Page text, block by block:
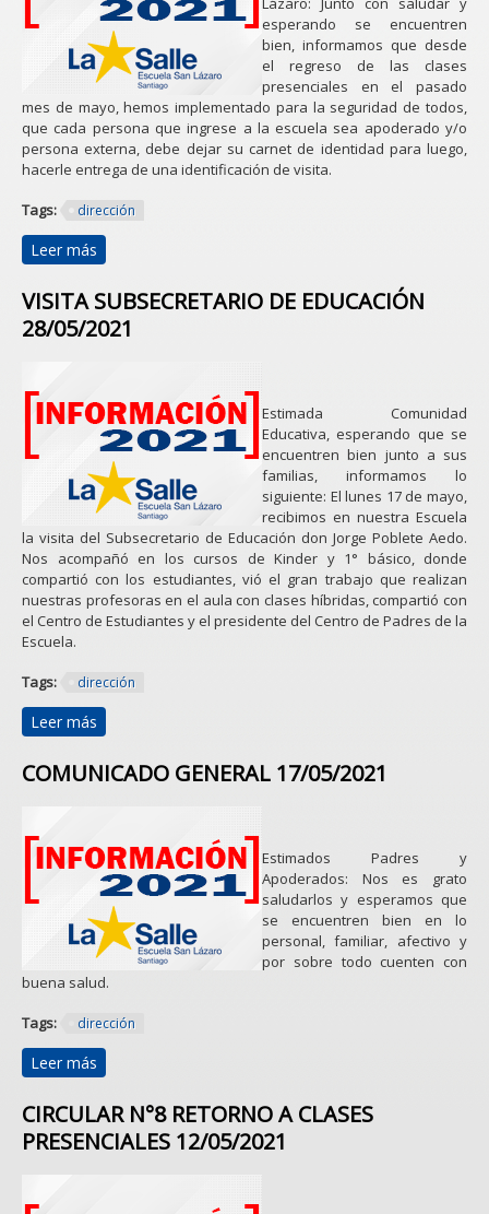
esperando se encuentren
bien, informamos que desde
el regreso de las clases
presenciales en el pasado
mes de mayo, hemos implementado para la seguridad de todos,
que cada persona que ingrese a la escuela sea apoderado y/o
persona externa, debe dejar su carnet de identidad para luego,
hacerle entrega de una identificación de visita.
Tags: dirección
Leer más
SEGURIDAD EN LA PUERTA DE INGRESO DE LA
ESCUELA SAN LÁZARO 02/06/2021
VISITA SUBSECRETARIO DE EDUCACIÓN
28/05/2021
Estimada Comunidad
Educativa, esperando que se
encuentren bien junto a sus
familias, informamos lo
siguiente: El lunes 17 de mayo,
recibimos en nuestra Escuela
la visita del Subsecretario de Educación don Jorge Poblete Aedo.
Nos acompañó en los cursos de Kinder y 1° básico, donde
compartió con los estudiantes, vió el gran trabajo que realizan
nuestras profesoras en el aula con clases híbridas, compartió con
el Centro de Estudiantes y el presidente del Centro de Padres de la
Escuela.
Tags: dirección
Leer más
28/05/2021
COMUNICADO GENERAL 17/05/2021
Estimados Padres y
Apoderados: Nos es grato
saludarlos y esperamos que
se encuentren bien en lo
personal, familiar, afectivo y
por sobre todo cuenten con
buena salud.
Tags: dirección
Leer más
CIRCULAR N°8 RETORNO A CLASES
PRESENCIALES 12/05/2021